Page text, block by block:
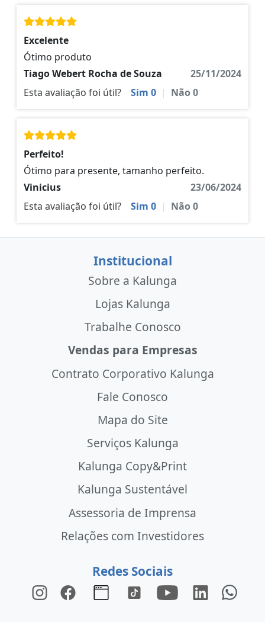
Excelente
Ótimo produto
Tiago Webert Rocha de Souza
25/11/2024
Esta avaliação foi útil?
Sim 0 | Não0
Perfeito!
Ótimo para presente, tamanho perfeito.
Vinicius
23/06/2024
Esta avaliação foi útil?
Sim 0 | Não0
Institucional
Sobre a Kalunga
Lojas Kalunga
Trabalhe Conosco
Vendas para Empresas
Contrato Corporativo Kalunga
Fale Conosco
Mapa do Site
Serviços Kalunga
Kalunga Copy&Print
Kalunga Sustentável
Assessoria de Imprensa
Relações com Investidores
Redes Sociais